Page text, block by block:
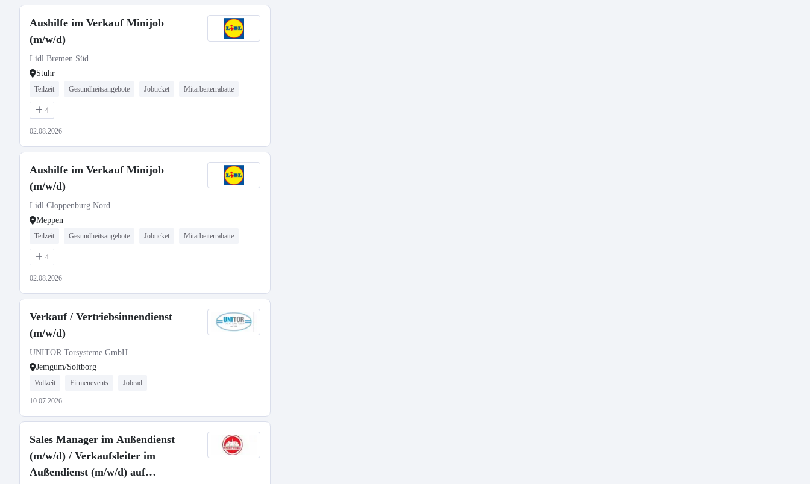
Aushilfe im Verkauf Minijob
(m/w/d)
Lidl Bremen Süd
Stuhr
Teilzeit Gesundheitsangebote Jobticket Mitarbeiterrabatte
4
02.08.2026
Aushilfe im Verkauf Minijob
(m/w/d)
Lidl Cloppenburg Nord
Meppen
Teilzeit Gesundheitsangebote Jobticket Mitarbeiterrabatte
4
02.08.2026
Verkauf / Vertriebsinnendienst
(m/w/d)
UNITOR Torsysteme GmbH
Jemgum/Soltborg
Vollzeit Firmenevents Jobrad
10.07.2026
Sales Manager im Außendienst
(m/w/d) / Verkaufsleiter im
Außendienst (m/w/d) auf